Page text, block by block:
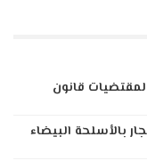
لمقتضيات قانون
بالأسلحة البيضاء